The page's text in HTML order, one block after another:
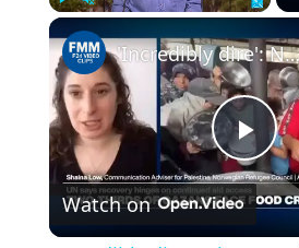
Play Unmute
'Incredibly dire': Nine months into Gaza ceasefire, conditions 'should have improved by now'
Watch on